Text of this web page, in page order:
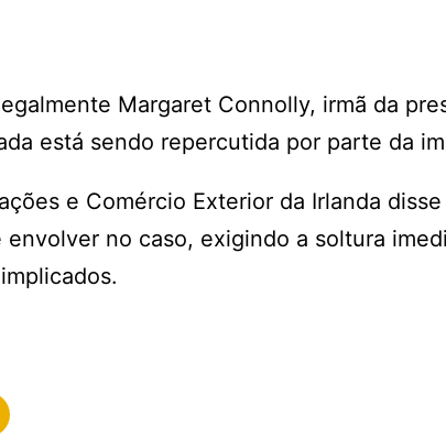
Margaret Connolly, irmã da
está sendo repercutida por parte da
e Comércio Exterior da Irlanda
envolver no caso, exigindo a soltura